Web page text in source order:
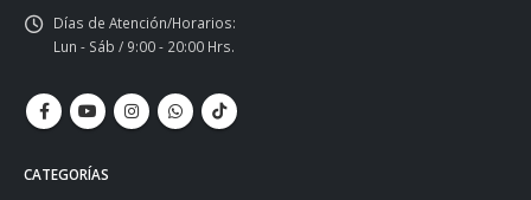
Días de Atención/Horarios:
Lun - Sáb / 9:00 - 20:00 Hrs.
CATEGORÍAS